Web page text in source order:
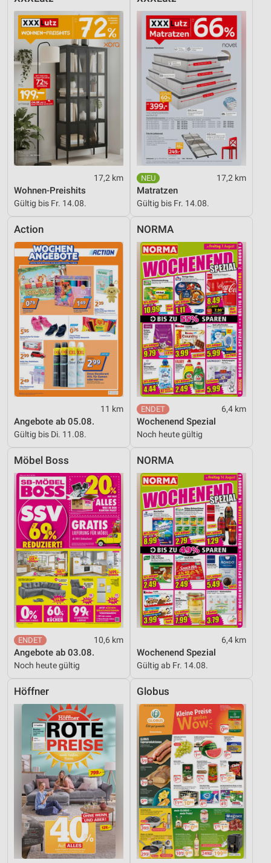
17,2 km
Wohnen-Preishits
Gültig bis Fr. 14.08.
17,2 km
Matratzen
Gültig bis Fr. 14.08.
Action
11 km
Angebote ab 05.08.
Gültig bis Di. 11.08.
NORMA
6,4 km
Wochenend Spezial
Noch heute gültig
Möbel Boss
10,6 km
Angebote ab 03.08.
Noch heute gültig
NORMA
6,4 km
Wochenend Spezial
Gültig ab Fr. 14.08.
Höffner Globus